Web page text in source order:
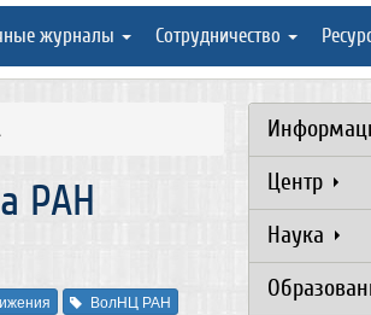
журналы Сотрудничество
РАН
ВолНЦ РАН
Центр
Наука